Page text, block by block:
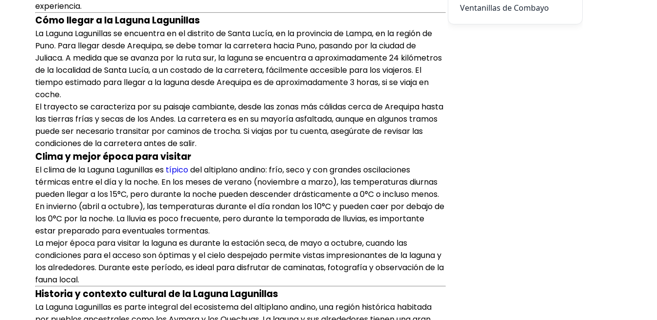
experiencia.
Cómo llegar a la Laguna Lagunillas
La Laguna Lagunillas se encuentra en el distrito de Santa Lucía, en la provincia de Lampa, en la región de
Puno. Para llegar desde Arequipa, se debe tomar la carretera hacia Puno, pasando por la ciudad de
Juliaca. A medida que se avanza por la ruta sur, la laguna se encuentra a aproximadamente 24 kilómetros
de la localidad de Santa Lucía, a un costado de la carretera, fácilmente accesible para los viajeros. El
tiempo estimado para llegar a la laguna desde Arequipa es de aproximadamente 3 horas, si se viaja en
coche.
El trayecto se caracteriza por su paisaje cambiante, desde las zonas más cálidas cerca de Arequipa hasta
las tierras frías y secas de los Andes. La carretera es en su mayoría asfaltada, aunque en algunos tramos
puede ser necesario transitar por caminos de trocha. Si viajas por tu cuenta, asegúrate de revisar las
condiciones de la carretera antes de salir.
Clima y mejor época para visitar
El clima de la Laguna Lagunillas es típicodel altiplano andino: frío, seco y con grandes oscilaciones
térmicas entre el día y la noche. En los meses de verano (noviembre a marzo), las temperaturas diurnas
pueden llegar a los 15°C, pero durante la noche pueden descender drásticamente a 0°C o incluso menos.
En invierno (abril a octubre), las temperaturas durante el día rondan los 10°C y pueden caer por debajo de
los 0°C por la noche. La lluvia es poco frecuente, pero durante la temporada de lluvias, es importante
estar preparado para eventuales tormentas.
La mejor época para visitar la laguna es durante la estación seca, de mayo a octubre, cuando las
condiciones para el acceso son óptimas y el cielo despejado permite vistas impresionantes de la laguna y
los alrededores. Durante este período, es ideal para disfrutar de caminatas, fotografía y observación de la
fauna local.
Historia y contexto cultural de la Laguna Lagunillas
La Laguna Lagunillas es parte integral del ecosistema del altiplano andino, una región histórica habitada
Ventanillas de Combayo